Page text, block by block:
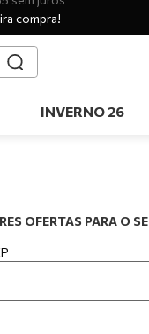
compra!
INVERNO 26
OFERTAS PARA O